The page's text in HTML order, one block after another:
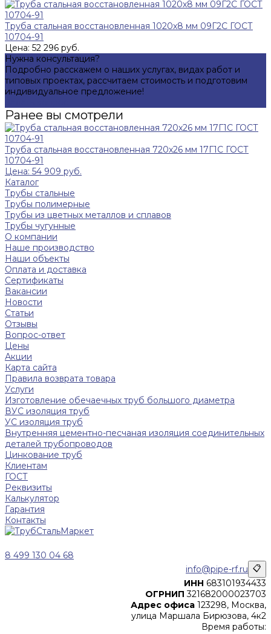
Труба стальная восстановленная 1020х8 мм 09Г2С ГОСТ
10704-91
Цена: 52 296 руб.
Нужна консультация?
Подробно расскажем о наших услугах, видах работ и
типовых проектах, рассчитаем стоимость и подготовим
индивидуальное предложение!
Ранее вы смотрели
Труба стальная восстановленная 720х26 мм 17Г1С ГОСТ
10704-91
Цена: 54 909 руб.
Каталог
Трубы стальные
Трубы полимерные
Трубы из цветных металлов и сплавов
Трубы чугунные
О компании
Наше производство
Наши объекты
Оплата и доставка
Сертификаты
Вакансии
Новости
Статьи
Отзывы
Вопрос-ответ
Цены
Акции
Карта сайта
Правила возврата товара
Услуги
Изготовление обечаечных труб большого диаметра
ВУС изоляция труб
УС изоляция труб
Внутренняя цементно-песчаная изоляция соединительных
деталей трубопроводов
Цинкование труб
Клиентам
ГОСТ
Реквизиты
Калькулятор
Гарантия
Контакты
8 499 130 04 68
info@pipe-rf.ru 📋
ИНН 683101934433
ОГРНИП 321682000023703
Адрес офиса 123298, Москва,
улица Маршала Бирюзова, 4к2
Время работы: